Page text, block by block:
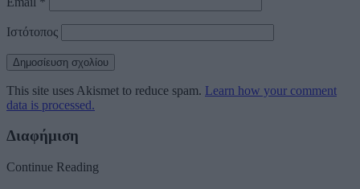
Ιστότοπος
This site uses Akismet to reduce spam. Learn how your comment
data is processed.
Διαφήμιση
Continue Reading